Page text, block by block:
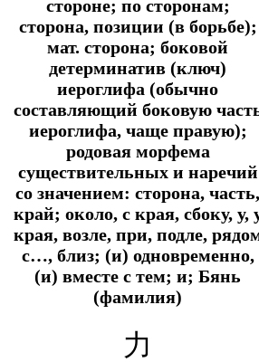
стороне; по сторонам;
сторона, позиции (в борьбе);
мат. сторона; боковой
детерминатив (ключ)
иероглифа (обычно
составляющий боковую
иероглифа, чаще правую);
родовая морфема
существительных и наречий
со значением: сторона, часть,
край; около, с края, сбоку, у,
края, возле, при, подле,
с…, близ; (и) одновременно,
(и) вместе с тем; и; Бянь
(фамилия)
力